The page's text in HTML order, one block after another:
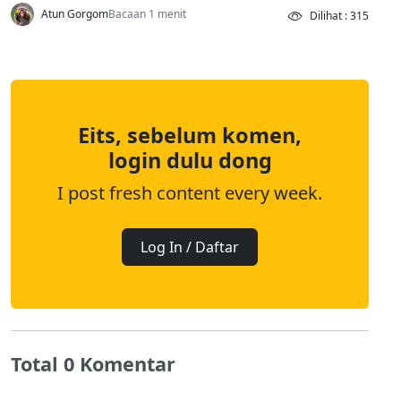
Atun GorgomBacaan 1 menit Dilihat : 315
Eits, sebelum komen,
login dulu dong
I post fresh content every week.
Log In / Daftar
Total 0 Komentar